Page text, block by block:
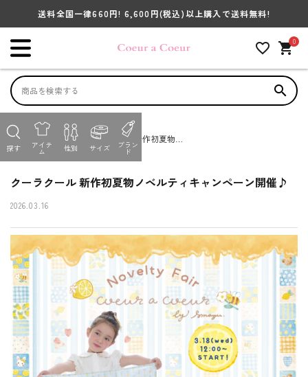
送料全国一律660円! 6,600円(税込)以上購入で送料無料!
favorite_outline 0
shopping_cart
search
探す アイテ
ム 性別 サイズ ブラン
ド
ACCOUNT MENU
ようこそ ゲスト 様
meeting_room ログイン person 会員登録
アイテムから選ぶ
性別から選ぶ
サイズから選ぶ
ブランドから選ぶ
性別
GIRL
BOY BABY
ブランド
サイズ
HOME 特集
クーラクール 新作初夏物ノ
ベルティキャンペーン開催
クーラクール 新作初夏物ノベルティキャンペーン開催♪
2026.03.16